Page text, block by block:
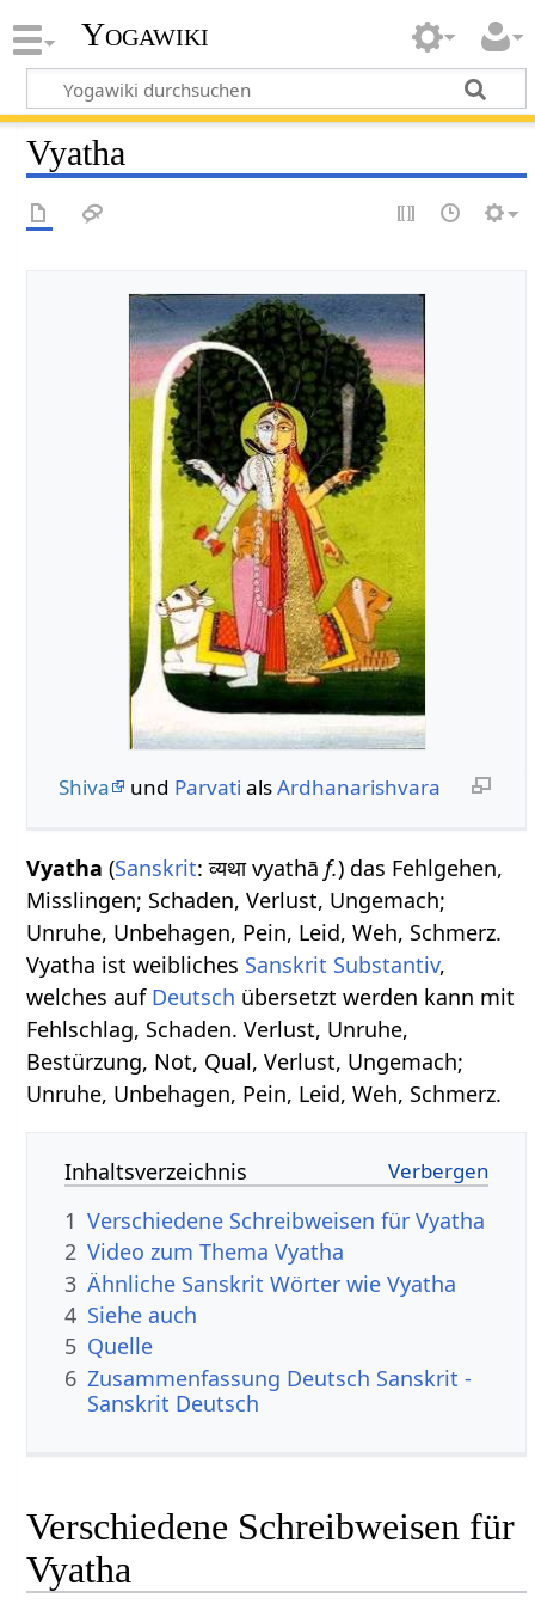
Yogawiki
Vyatha
Shiva und Parvati alsArdhanarishvara
Vyatha (Sanskrit: व्यथा vyathāf.) das Fehlgehen,
Misslingen; Schaden, Verlust, Ungemach;
Unruhe, Unbehagen, Pein, Leid, Weh, Schmerz.
Vyatha ist weibliches Sanskrit Substantiv,
welches auf Deutsch übersetzt werden kann mit
Fehlschlag, Schaden. Verlust, Unruhe,
Bestürzung, Not, Qual, Verlust, Ungemach;
Unruhe, Unbehagen, Pein, Leid, Weh, Schmerz.
Inhaltsverzeichnis
1 Verschiedene Schreibweisen für Vyatha
2 Video zum Thema Vyatha
3 Ähnliche Sanskrit Wörter wie Vyatha
4 Siehe auch
5 Quelle
6 Zusammenfassung Deutsch Sanskrit -
Sanskrit Deutsch
Verschiedene Schreibweisen für
Vyatha